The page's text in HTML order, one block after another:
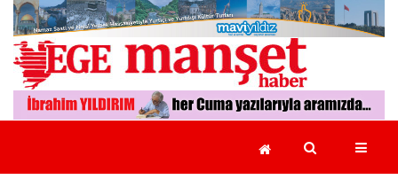
GÜNCEL